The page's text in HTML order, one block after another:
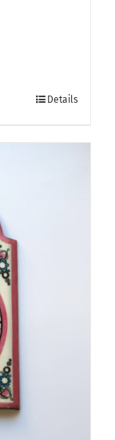
Details